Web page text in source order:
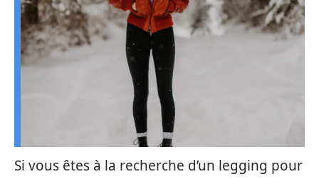
Si vous êtes à la recherche d’un legging pour